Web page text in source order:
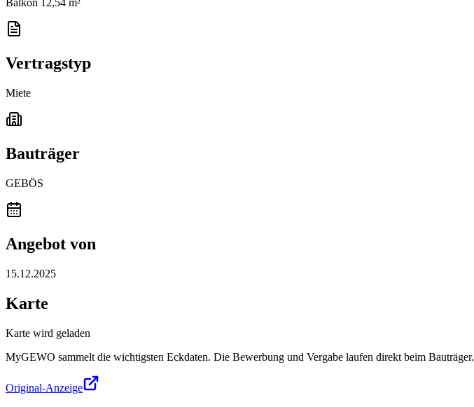
Balkon 12,54 m²
Vertragstyp
Miete
Bauträger
GEBÖS
Angebot von
15.12.2025
Karte
Karte wird geladen
MyGEWO sammelt die wichtigsten Eckdaten. Die Bewerbung und Vergabe laufen direkt beim Bauträger.
Original-Anzeige